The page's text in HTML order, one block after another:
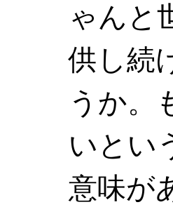
ゃんと
供し続
うか。
いとい
意味が